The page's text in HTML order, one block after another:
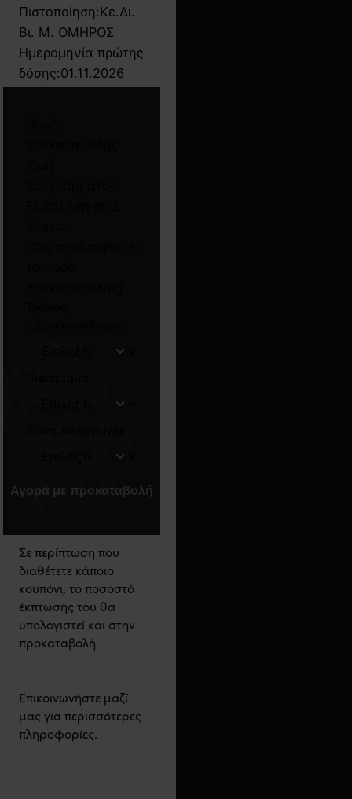
Πιστοποίηση:Κε.Δι.
Βι. Μ. ΟΜΗΡΟΣ
Ημερομηνία πρώτης
δόσης:01.11.2026
Αγορά με προκαταβολή
Σε περίπτωση που
διαθέτετε κάποιο
κουπόνι, το ποσοστό
έκπτωσής του θα
υπολογιστεί και στην
προκαταβολή
Επικοινωνήστε μαζί
μας για περισσότερες
πληροφορίες.